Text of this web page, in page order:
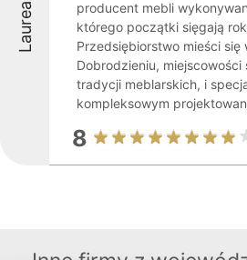
Laureaci
producent mebli
którego początki sięgają
Przedsiębiorstwo mieści się
Dobrodzieniu, miejscowości
tradycji meblarskich, i
kompleksowym
8